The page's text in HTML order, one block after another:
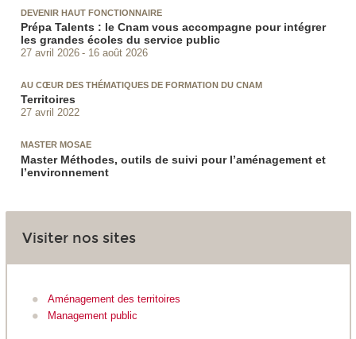
DEVENIR HAUT FONCTIONNAIRE
Prépa Talents : le Cnam vous accompagne pour intégrer
les grandes écoles du service public
27 avril 2026 16 août 2026
AU CŒUR DES THÉMATIQUES DE FORMATION DU CNAM
Territoires
27 avril 2022
MASTER MOSAE
Master Méthodes, outils de suivi pour l’aménagement et
l’environnement
Visiter nos sites
Aménagement des territoires
Management public